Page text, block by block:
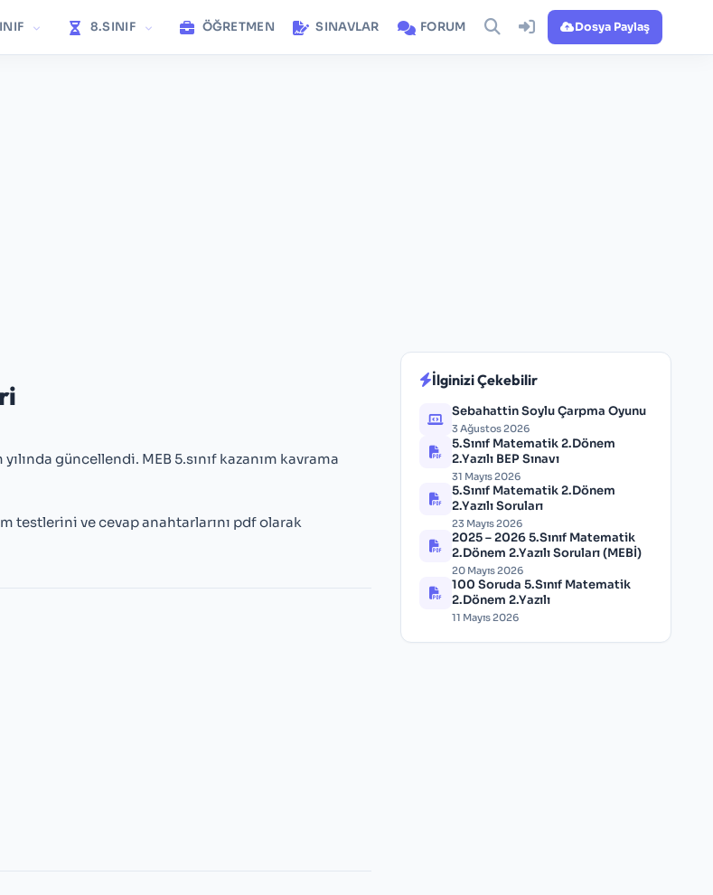
8.SINIF ÖĞRETMEN SINAVLAR FORUM Dosya Paylaş
güncellendi. MEB 5.sınıf kazanım kavrama
testlerini ve cevap anahtarlarını pdf olarak
İlginizi Çekebilir
Sebahattin Soylu Çarpma Oyunu
3 Ağustos 2026
5.Sınıf Matematik 2.Dönem
2.Yazılı BEP Sınavı
31 Mayıs 2026
5.Sınıf Matematik 2.Dönem
2.Yazılı Soruları
23 Mayıs 2026
2025 – 2026 5.Sınıf Matematik
2.Dönem 2.Yazılı Soruları (MEBİ)
20 Mayıs 2026
100 Soruda 5.Sınıf Matematik
2.Dönem 2.Yazılı
11 Mayıs 2026